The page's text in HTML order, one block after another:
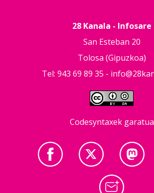
28 Kanala - Infosare
San Esteban 20
Tolosa (Gipuzkoa)
Tel: 943 69 89 35 -
Codesyntaxek garatua